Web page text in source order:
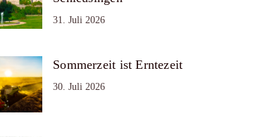
31. Juli 2026
Sommerzeit ist Erntezeit
30. Juli 2026